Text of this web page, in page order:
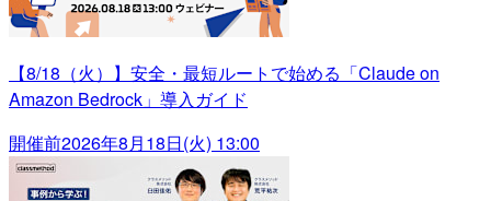
【8/18（火）】安全・最短ルートで始める「Claude on
Amazon Bedrock」導入ガイド
開催前2026年8月18日(火) 13:00